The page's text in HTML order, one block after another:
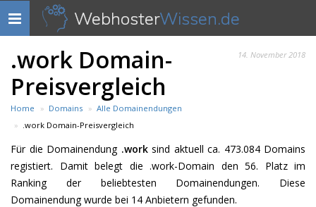
Navigation
anzeigen
WebhosterWissen.de
14. November 2018
.work Domain-
Preisvergleich
Home Domains
Alle Domainendungen
.work Domain-Preisvergleich
Für die Domainendung .worksind aktuell ca. 473.084 Domains
registiert. Damit belegt die .work-Domain den 56. Platz im
Ranking der beliebtesten Domainendungen. Diese
Domainendung wurde bei 14 Anbietern gefunden.